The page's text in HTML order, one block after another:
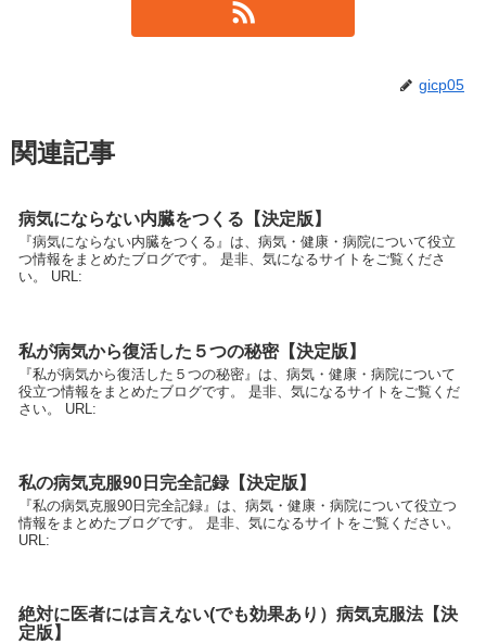
gicp05
関連記事
病気にならない内臓をつくる【決定版】
『病気にならない内臓をつくる』は、病気・健康・病院について役立
つ情報をまとめたブログです。 是非、気になるサイトをご覧くださ
い。 URL:
私が病気から復活した５つの秘密【決定版】
『私が病気から復活した５つの秘密』は、病気・健康・病院について
役立つ情報をまとめたブログです。 是非、気になるサイトをご覧くだ
さい。 URL:
私の病気克服90日完全記録【決定版】
『私の病気克服90日完全記録』は、病気・健康・病院について役立つ
情報をまとめたブログです。 是非、気になるサイトをご覧ください。
URL:
絶対に医者には言えない(でも効果あり）病気克服法【決
定版】